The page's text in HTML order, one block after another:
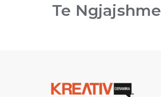
Te Ngjajshme